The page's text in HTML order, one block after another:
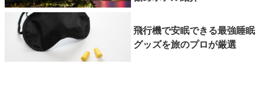
飛行機で安眠できる最強睡眠
グッズを旅のプロが厳選